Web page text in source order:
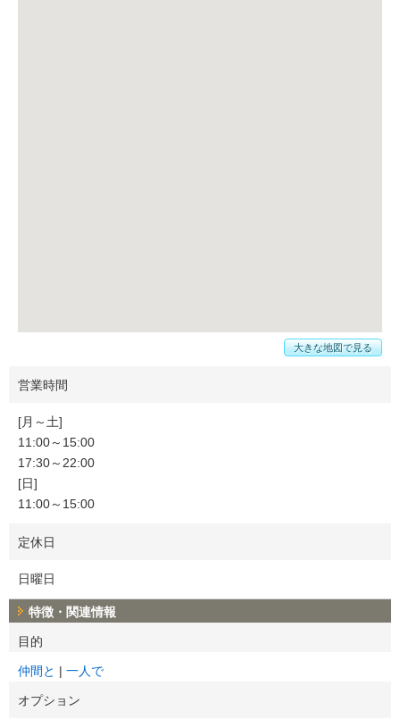
大きな地図で見る
営業時間
[月～土]
11:00～15:00
17:30～22:00
[日]
11:00～15:00
定休日
日曜日
特徴・関連情報
目的
仲間と 一人で
オプション